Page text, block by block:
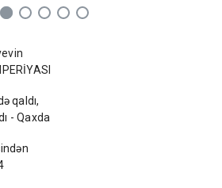
qaldı,
- Qaxda